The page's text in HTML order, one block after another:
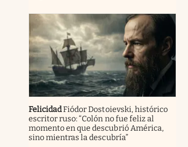
FelicidadFiódor Dostoievski, histórico
escritor ruso: “Colón no fue feliz al
momento en que descubrió América,
sino mientras la descubría”